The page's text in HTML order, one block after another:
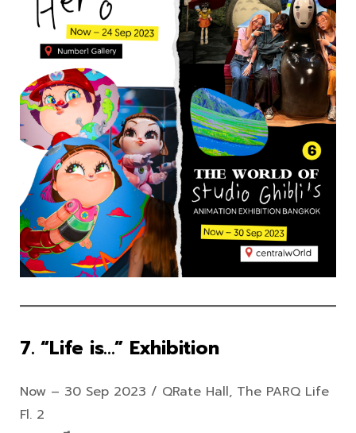
7. “Life is…” Exhibition
Now – 30 Sep 2023 / QRate Hall, The PARQ Life
Fl. 2